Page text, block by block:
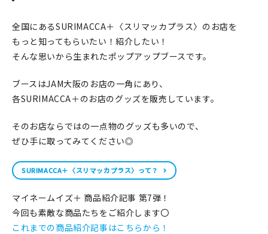
はんこ
台湾グッズ
在庫限り
読みもの
全国にあるSURIMACCA＋〈スリマッカプラス〉のお店を
もっと知ってもらいたい！紹介したい！
そんな思いから生まれたポップアップブースです。
ブースはJAM大阪のお店の一角にあり、
各SURIMACCA＋のお店のグッズを販売しています。
そのお店ならではの一点物のグッズも多いので、
ぜひ手に取ってみてください◎
SURIMACCA＋〈スリマッカプラス〉って？
マイネームイズ＋ 商品紹介記事 第7弾！
今回も素敵な商品たちをご紹介します〇
これまでの商品紹介記事はこちらから！